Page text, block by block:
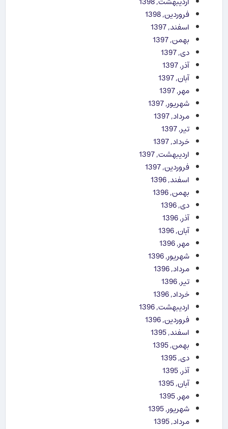
فروردین, 1398
اسفند, 1397
بهمن, 1397
دی, 1397
آذر, 1397
آبان, 1397
مهر, 1397
شهریور, 1397
مرداد, 1397
تیر, 1397
خرداد, 1397
اردیبهشت, 1397
فروردین, 1397
اسفند, 1396
بهمن, 1396
دی, 1396
آذر, 1396
آبان, 1396
مهر, 1396
شهریور, 1396
مرداد, 1396
تیر, 1396
خرداد, 1396
اردیبهشت, 1396
فروردین, 1396
اسفند, 1395
بهمن, 1395
دی, 1395
آذر, 1395
آبان, 1395
مهر, 1395
شهریور, 1395
مرداد, 1395